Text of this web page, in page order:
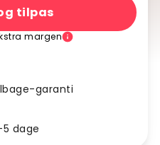
tilpas
margen
garanti
dage